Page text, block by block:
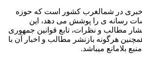
خبری در شمالغرب کشور است که حوزه
رسانه ی را پوشش می دهد، این
مطالب و نظرات، تابع قوانین جمهوری
هرگونه بازنشر مطالب و اخبار آن با
بلامانع میباشد.